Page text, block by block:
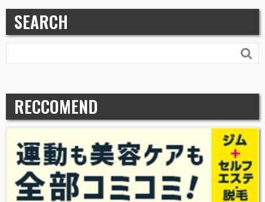
SEARCH

RECCOMEND